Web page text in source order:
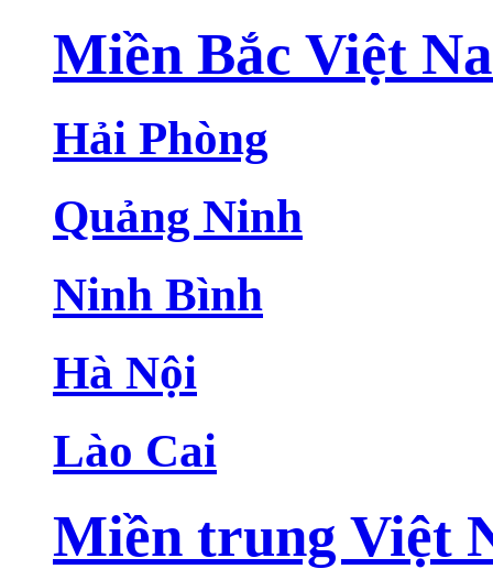
Miền Bắc Việt
Hải Phòng
Quảng Ninh
Ninh Bình
Hà Nội
Lào Cai
Miền trung Việt